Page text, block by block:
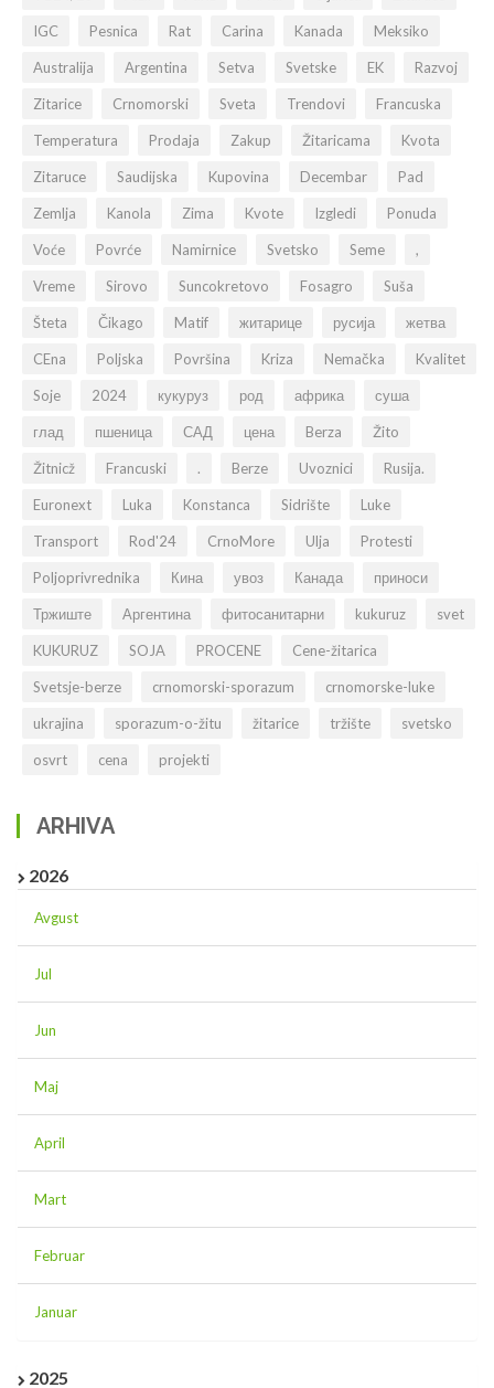
IGC Pesnica Rat Carina Kanada Meksiko
Australija Argentina Setva Svetske EK Razvoj
Zitarice Crnomorski Sveta Trendovi Francuska
Temperatura Prodaja Zakup Žitaricama Kvota
Zitaruce Saudijska Kupovina Decembar Pad
Zemlja Kanola Zima Kvote Izgledi Ponuda
Voće Povrće Namirnice Svetsko Seme ,
Vreme Sirovo Suncokretovo Fosagro Suša
Šteta Čikago Matif житарице русија жетва
CEna Poljska Površina Kriza Nemačka Kvalitet
Soje 2024 кукуруз род африка суша
глад пшеница САД цена Berza Žito
Žitnicž Francuski . Berze Uvoznici Rusija.
Euronext Luka Konstanca Sidrište Luke
Transport Rod'24 CrnoMore Ulja Protesti
Poljoprivrednika Кина увоз Канада приноси
Тржиште Аргентина фитосанитарни kukuruz svet
KUKURUZ SOJA PROCENE Cene-žitarica
Svetsje-berze crnomorski-sporazum crnomorske-luke
ukrajina sporazum-o-žitu žitarice tržište svetsko
osvrt cena projekti
ARHIVA
2026
Avgust
Jul
Jun
Maj
April
Mart
Februar
Januar
2025